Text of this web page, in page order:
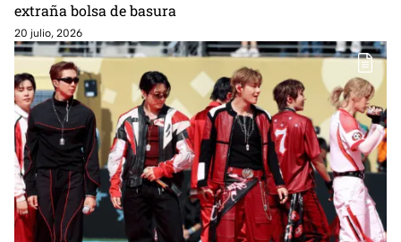
extraña bolsa de basura
20 julio, 2026